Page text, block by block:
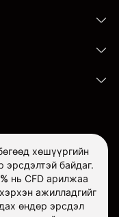
хөшүүргийн
эрсдэлтэй байдаг.
нь CFD арилжаа
ажилладгийг
өндөр эрсдэл